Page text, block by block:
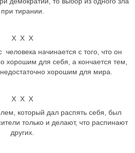
при тирании.
Х Х Х
человека начинается с того, что он
хорошим для себя, а кончается тем,
хорошим для мира.
Х Х Х
который дал распять себя, был
только и делают, что распинают
других.